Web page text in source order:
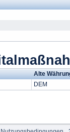
Alte
DEM